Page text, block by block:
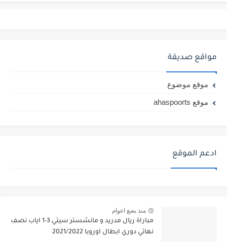
مواقع صديقة
موقع موضوع
موقع ahaspoorts
ادعم الموقع
منذ بضع اعوام
مباراة ريال مدريد و مانشستر سيتي 3-1 اياب نصف
نهائي دوري ابطال اوروبا 2021/2022